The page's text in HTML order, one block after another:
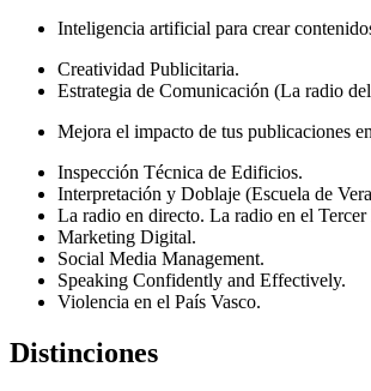
Inteligencia artificial para crear
Creatividad Publicitaria.
Estrategia de Comunicación (La radio
Mejora el impacto de tus publicaciones
Inspección Técnica de Edificios.
Interpretación y Doblaje (Escuela de
La radio en directo. La radio en el
Marketing Digital.
Social Media Management.
Speaking Confidently and Effectively.
Violencia en el País Vasco.
Distinciones